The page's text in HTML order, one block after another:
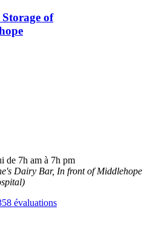
of
de 7h am à 7h pm
Dairy Bar, In front of Middlehope
évaluations